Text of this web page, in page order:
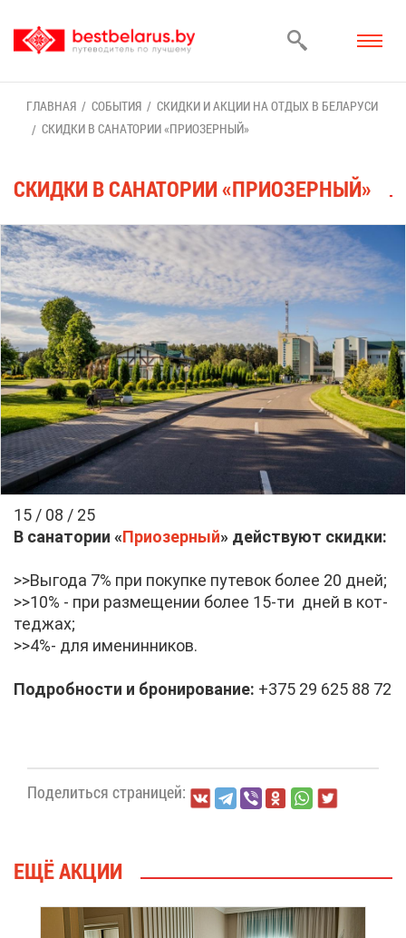
ГЛАВ­НАЯ СО­БЫ­ТИЯ
СКИД­КИ И АК­ЦИИ НА ОТ­ДЫХ В БЕ­ЛА­РУ­СИ
СКИД­КИ В СА­НА­ТО­РИИ «ПРИ­ОЗЕР­НЫЙ»
СКИД­КИ В СА­НА­ТО­РИИ «ПРИ­ОЗЕР­НЫЙ»
15 / 08 / 25
В са­на­то­рии «При­озер­ный» дей­ству­ют скид­ки:
>>Вы­го­да 7% при по­куп­ке пу­те­вок бо­лее 20 дней;
>>10% - при раз­ме­ще­нии бо­лее 15-ти дней в кот­
те­джах;
>>4%- для име­нин­ни­ков.
По­дроб­но­сти и бро­ни­ро­ва­ние: +375 29 625 88 72
По­де­лить­ся стра­ни­цей:
ЕЩЁ АК­ЦИИ